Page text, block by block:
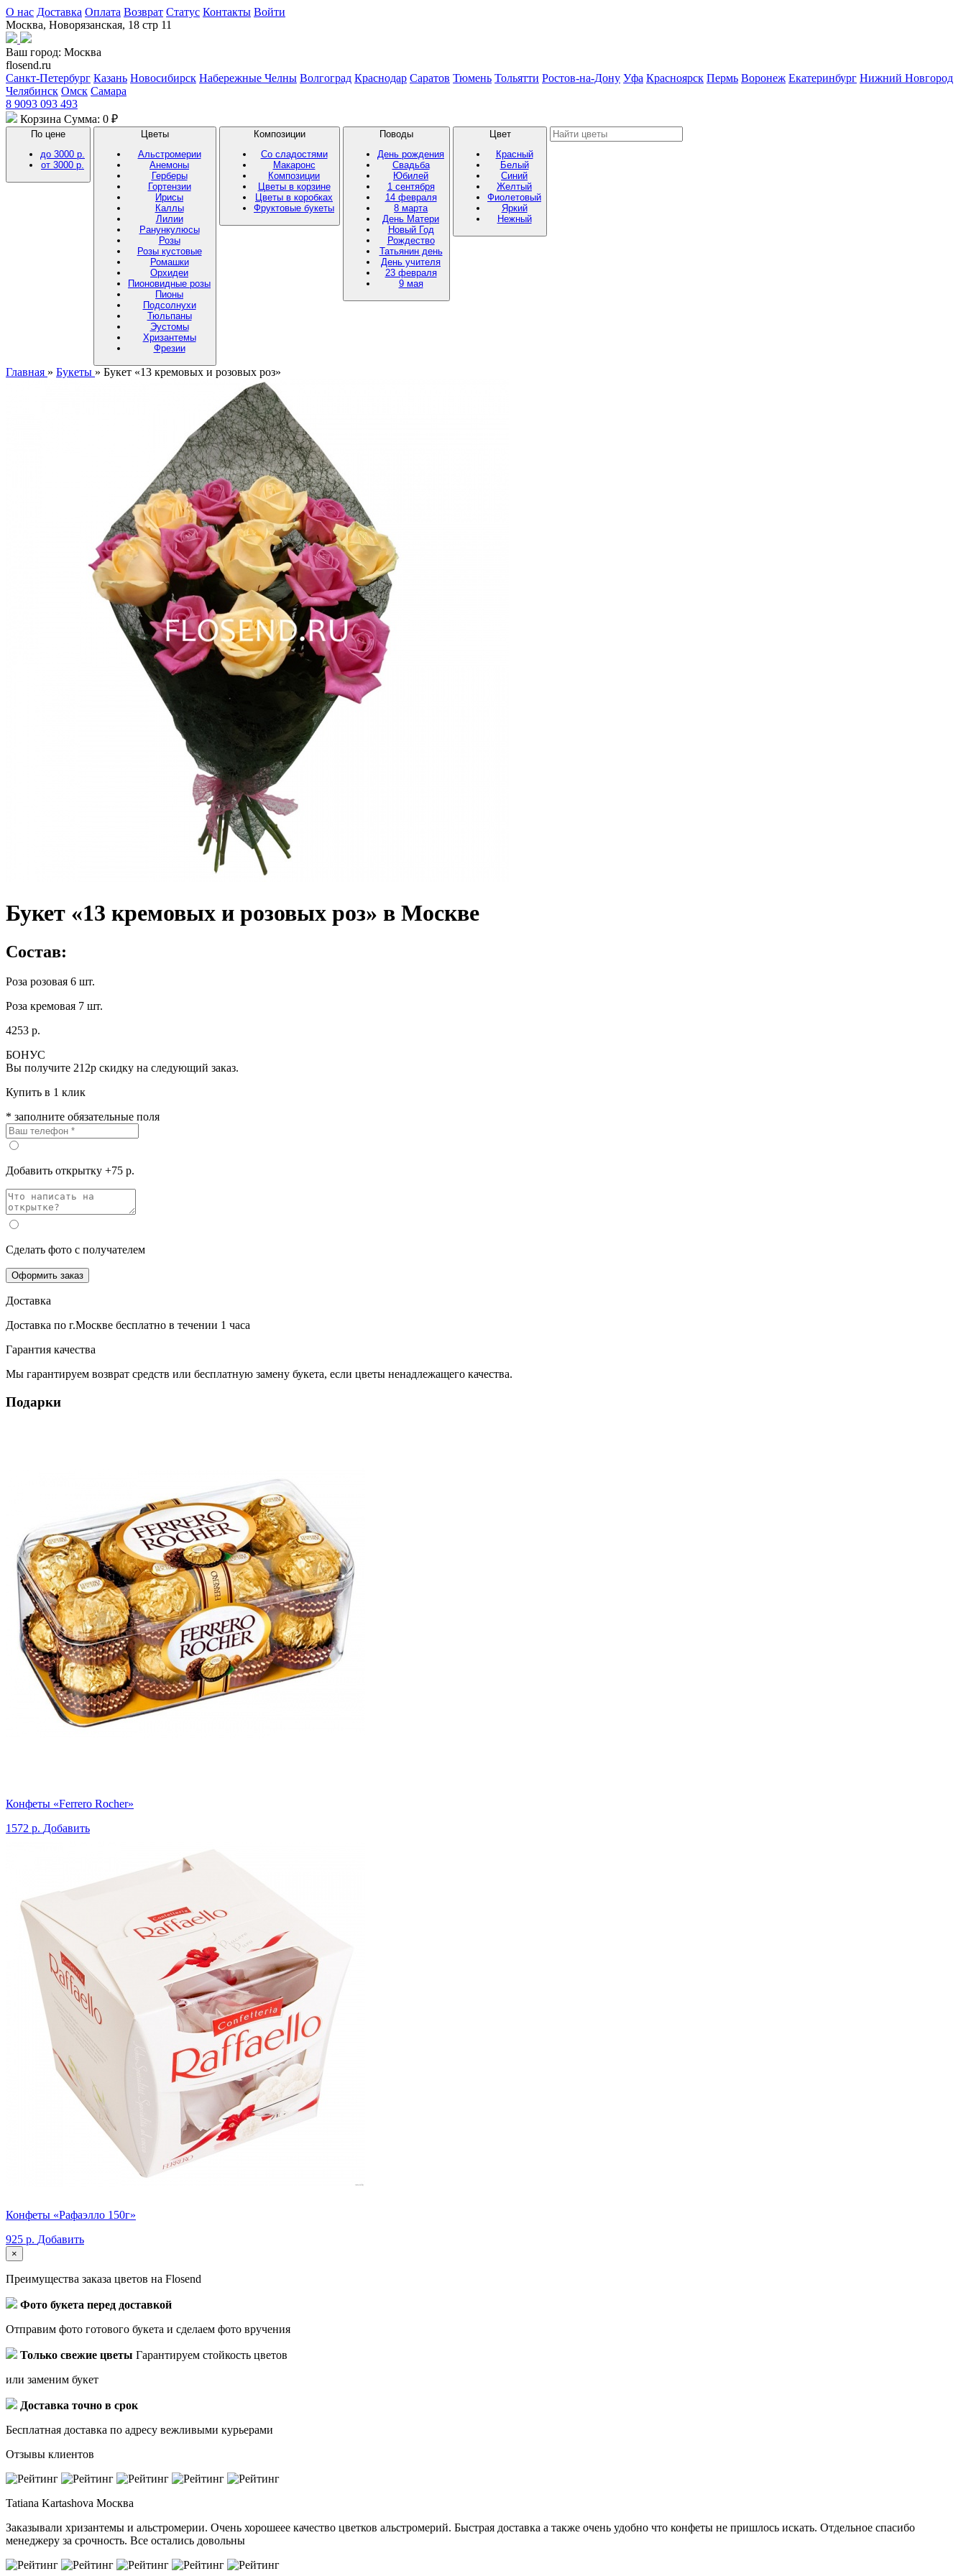
О нас Доставка Оплата Возврат Статус Контакты Войти
Москва, Новорязанская, 18 стр 11
Ваш город: Москва
flosend.ru
Санкт-Петербург Казань Новосибирск Набережные Челны Волгоград Краснодар Саратов Тюмень Тольятти Ростов-на-Дону Уфа Красноярск Пермь Воронеж Екатеринбург Нижний Новгород
Челябинск Омск Самара
8 9093 093 493
Корзина Сумма: 0 ₽
По цене
до 3000 р.
от 3000 р.
Цветы
Альстромерии
Анемоны
Герберы
Гортензии
Ирисы
Каллы
Лилии
Ранункулюсы
Розы
Розы кустовые
Ромашки
Орхидеи
Пионовидные розы
Пионы
Подсолнухи
Тюльпаны
Эустомы
Хризантемы
Фрезии
Композиции
Со сладостями
Макаронс
Композиции
Цветы в корзине
Цветы в коробках
Фруктовые букеты
Поводы
День рождения
Свадьба
Юбилей
1 сентября
14 февраля
8 марта
День Матери
Новый Год
Рождество
Татьянин день
День учителя
23 февраля
9 мая
Цвет
Красный
Белый
Синий
Желтый
Фиолетовый
Яркий
Нежный
Главная » Букеты » Букет «13 кремовых и розовых роз»
Букет «13 кремовых и розовых роз» в Москве
Состав:
Роза розовая 6 шт.
Роза кремовая 7 шт.
4253 р.
БОНУС
Вы получите 212р скидку на следующий заказ.
Купить в 1 клик
* заполните обязательные поля
Добавить открытку +75 р.
Сделать фото с получателем
Оформить заказ
Доставка
Доставка по г.Москве бесплатно в течении 1 часа
Гарантия качества
Мы гарантируем возврат средств или бесплатную замену букета, если цветы ненадлежащего качества.
Подарки
Конфеты «Ferrero Rocher»
1572 р. Добавить
Конфеты «Рафаэлло 150г»
925 р. Добавить
×
Преимущества заказа цветов на Flosend
Фото букета перед доставкой
Отправим фото готового букета и сделаем фото вручения
Только свежие цветы Гарантируем стойкость цветов
или заменим букет
Доставка точно в срок
Бесплатная доставка по адресу вежливыми курьерами
Отзывы клиентов
Tatiana Kartashova Москва
Заказывали хризантемы и альстромерии. Очень хорошеее качество цветков альстромерий. Быстрая доставка а также очень удобно что конфеты не пришлось искать. Отдельное спасибо
менеджеру за срочность. Все остались довольны